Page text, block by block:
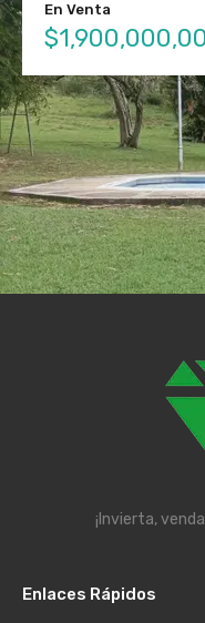
En Venta
¡Invierta,
Enlaces Rápidos